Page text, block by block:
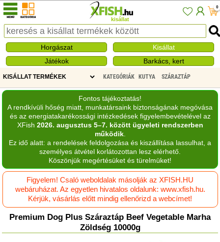
kisállat
0
Horgászat
Kisállat
Játékok
Barkács, kert
KATEGÓRIÁK KUTYA SZÁRAZTÁP
Fontos tájékoztatás!
A rendkívüli hőség miatt, munkatársaink biztonságának megóvása
és az energiatakarékossági intézkedések figyelembevételével az
XFish 2026. augusztus 5–7. között ügyeleti rendszerben
működik.
Ez idő alatt: a rendelések feldolgozása és kiszállítása lassulhat, a
személyes átvétel korlátozottan lesz elérhető.
Köszönjük megértésüket és türelmüket!
Figyelem! Csaló weboldalak másolják az XFISH.HU
webáruházat. Az egyetlen hivatalos oldalunk: www.xfish.hu.
Kérjük, vásárlás előtt mindig ellenőrizd a webcímet!
Premium Dog Plus Száraztáp Beef Vegetable Marha
Zöldség 10000g